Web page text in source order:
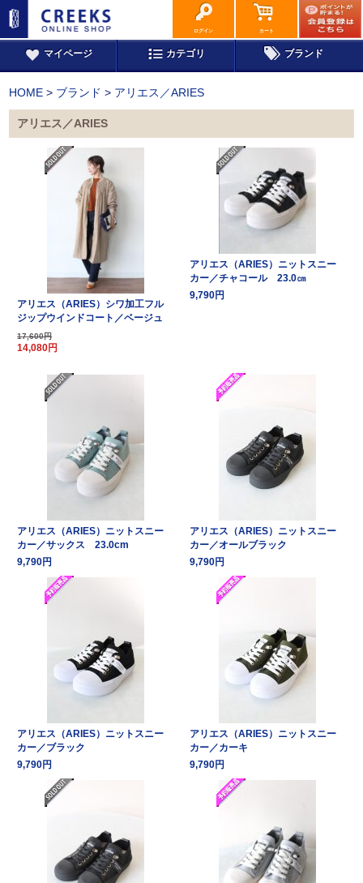
ログイン カート
マイページ カテゴリ ブランド
HOME > ブランド > アリエス／ARIES
アリエス／ARIES
アリエス（ARIES）シワ加工フル
ジップウインドコート／ベージュ
17,600円
14,080円
アリエス（ARIES）ニットスニー
カー／チャコール 23.0㎝
9,790円
アリエス（ARIES）ニットスニー
カー／サックス 23.0cm
9,790円
アリエス（ARIES）ニットスニー
カー／オールブラック
9,790円
アリエス（ARIES）ニットスニー
カー／ブラック
9,790円
アリエス（ARIES）ニットスニー
カー／カーキ
9,790円